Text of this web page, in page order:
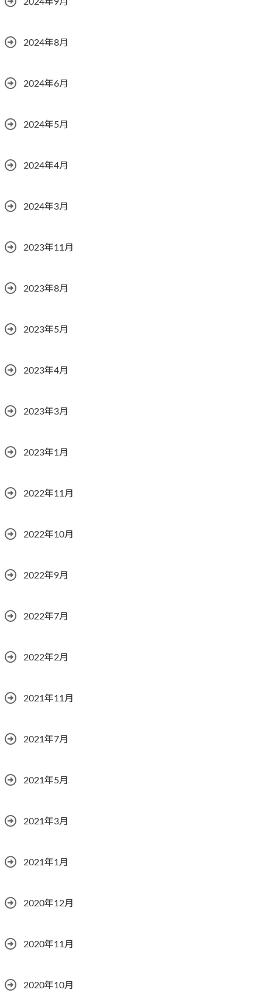
2024年8月
2024年6月
2024年5月
2024年4月
2024年3月
2023年11月
2023年8月
2023年5月
2023年4月
2023年3月
2023年1月
2022年11月
2022年10月
2022年9月
2022年7月
2022年2月
2021年11月
2021年7月
2021年5月
2021年3月
2021年1月
2020年12月
2020年11月
2020年10月